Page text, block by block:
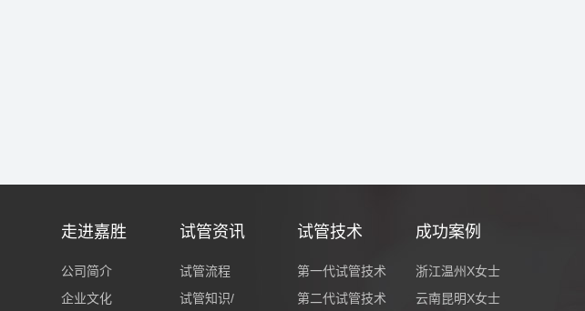
走进嘉胜
公司简介
企业文化
试管资讯
试管流程
试管知识/
试管技术
第一代试管技术
第二代试管技术
成功案例
浙江温州X女士
云南昆明X女士